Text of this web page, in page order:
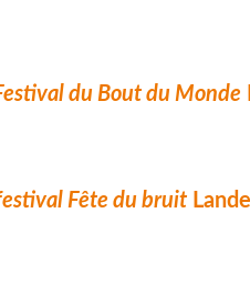
du Bout du Monde
Fête du bruit